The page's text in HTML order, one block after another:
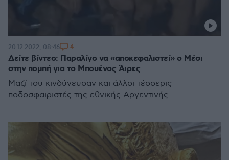
Δείτε βίντεο: Παραλίγο να «αποκεφαλιστεί» ο Μέσι
στην πομπή για το Μπουένος Άιρες
Μαζί του κινδύνευσαν και άλλοι τέσσερις
ποδοσφαιριστές της εθνικής Αργεντινής
20.12.2022, 08:46 4